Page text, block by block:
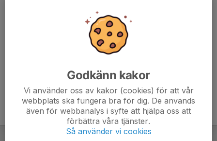
Godkänn kakor
Vi använder oss av kakor (cookies) för att vår
webbplats ska fungera bra för dig. De används
även för webbanalys i syfte att hjälpa oss att
förbättra våra tjänster.
Så använder vi cookies